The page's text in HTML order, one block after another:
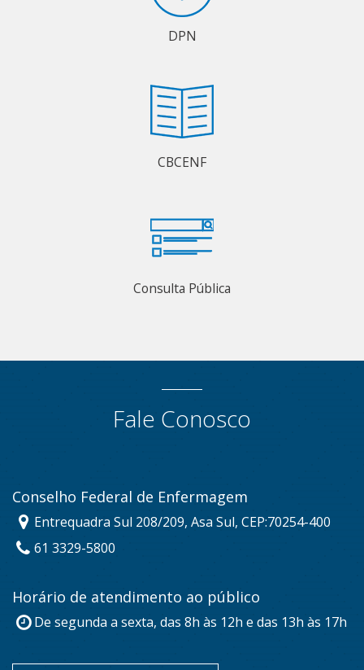
DPN
CBCENF
Consulta Pública
Fale Conosco
Conselho Federal de Enfermagem
Entrequadra Sul 208/209, Asa Sul, CEP:70254-400
61 3329-5800
Horário de atendimento ao público
De segunda a sexta, das 8h às 12h e das 13h às 17h